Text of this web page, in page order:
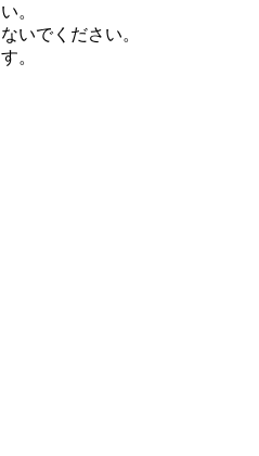
。
いでください。
。